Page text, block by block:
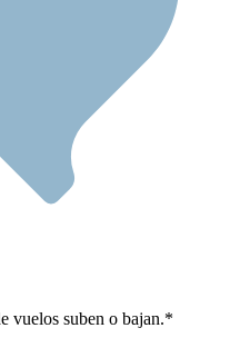
vuelos suben o bajan.*